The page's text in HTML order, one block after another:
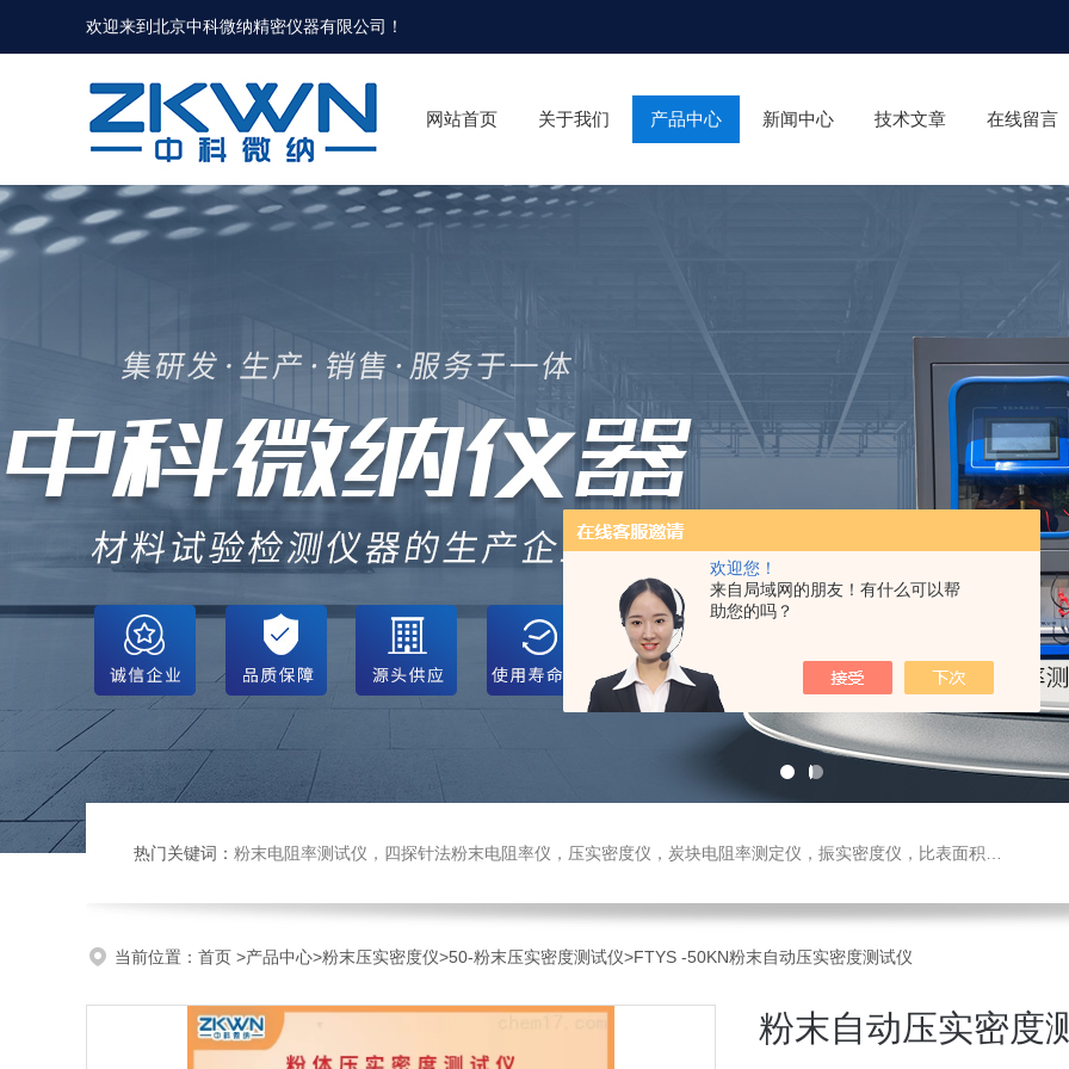
欢迎您！
来自局域网的朋友！有什么可以帮
助您的吗？
欢迎来到北京中科微纳精密仪器有限公司！
网站首页 关于我们 产品中心 新闻中心 技术文章 在线留言
热门关键词： 粉末电阻率测试仪，四探针法粉末电阻率仪，压实密度仪，炭块电阻率测定仪，振实密度仪，比表面积测试仪，真密度仪，炭块热膨胀仪，炭块透气率仪，炭块二氧化碳反应测定仪
当前位置： 首页 >产品中心>粉末压实密度仪>50-粉末压实密度测试仪>FTYS -50KN粉末自动压实密度测试仪
粉末自动压实密度